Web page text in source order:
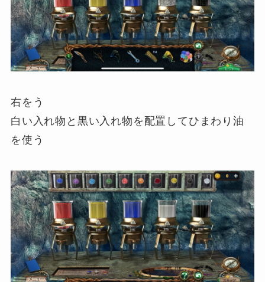
右をう
白い入れ物と黒い入れ物を配置してひまわり油
を使う